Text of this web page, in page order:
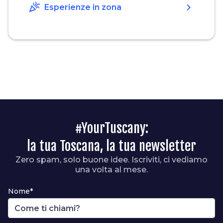
celebration Esperienze in zona chevron_right
#YourTuscany:
la tua Toscana, la tua newsletter
Zero spam, solo buone idee. Iscriviti, ci vediamo
una volta al mese.
Nome*